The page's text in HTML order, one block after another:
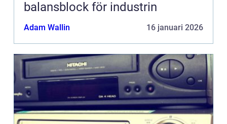
balansblock för industrin
Adam Wallin 16 januari 2026